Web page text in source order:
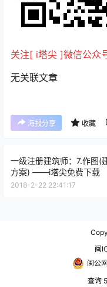
关注[ i塔尖 ]微信公众
无关联文章
海报分享 收藏
一级注册建筑师：7.作图(
方案) ——i塔尖免费下载
2018-2-22 22:41:17
闽
闽公
查询